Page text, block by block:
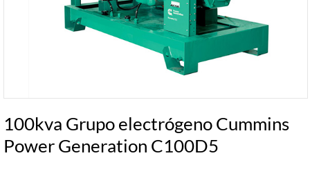
100kva Grupo electrógeno Cummins
Power Generation C100D5